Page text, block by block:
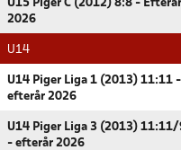
U15 Piger C (2012) 8:8 - Efterår
2026
U14
U14 Piger Liga 1 (2013) 11:11 -
efterår 2026
U14 Piger Liga 3 (2013)
- efterår 2026